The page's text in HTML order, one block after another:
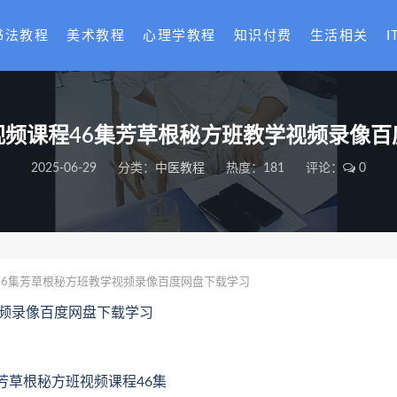
法教程 美术教程 心理学教程 知识付费 生活相关
课程46集芳草根秘方班教学视频录像
2025-06-29 分类： 中医教程 热度：181 评论： 0
集芳草根秘方班教学视频录像百度网盘下载学习
录像百度网盘下载学习
草根秘方班视频课程46集